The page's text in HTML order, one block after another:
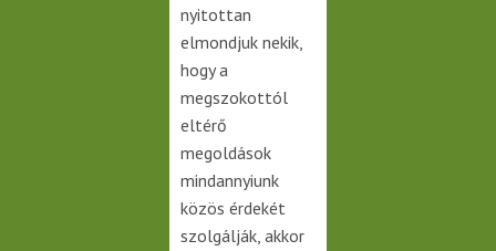
nyitottan
elmondjuk nekik,
hogy a
megszokottól
eltérő
megoldások
mindannyiunk
közös érdekét
szolgálják, akkor